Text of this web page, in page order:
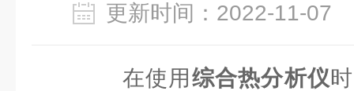
更新时间：2022-11-
在使用 综合热分析仪